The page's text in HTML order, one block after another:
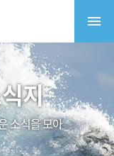
지
소식을 모아